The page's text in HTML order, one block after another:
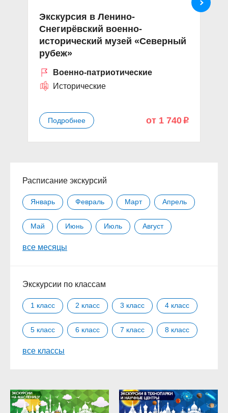
Экскурсия в Ленино-
Снегирёвский военно-
исторический музей «Северный
рубеж»
Военно-патриотические
Исторические
Подробнее от 1 740 p
Расписание экскурсий
Январь Февраль Март Апрель
Май Июнь Июль Август
Сентябрь
все месяцы
Экскурсии по классам
1 класс 2 класс 3 класс 4 класс
5 класс 6 класс 7 класс 8 класс
9 класс
все классы